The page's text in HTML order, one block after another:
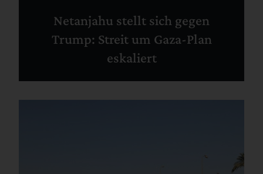
Netanjahu stellt sich gegen
Trump: Streit um Gaza-Plan
eskaliert